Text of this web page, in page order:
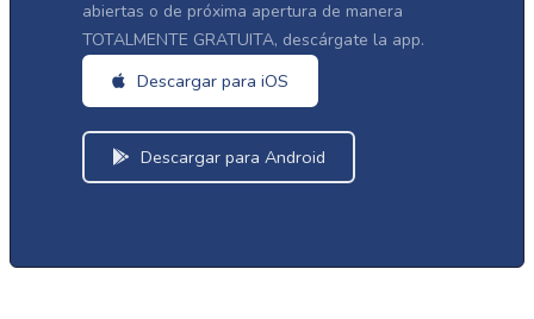
abiertas o de próxima apertura de manera
TOTALMENTE GRATUITA, descárgate la app.
Descargar para iOS
Descargar para Android